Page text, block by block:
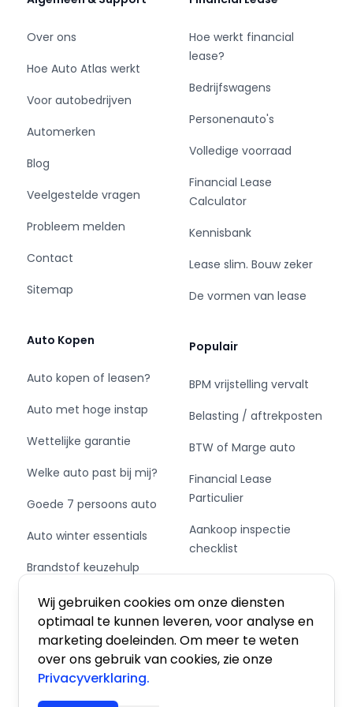
Wij gebruiken cookies om onze diensten
optimaal te kunnen leveren, voor analyse en
marketing doeleinden. Om meer te weten
over ons gebruik van cookies, zie onze
Privacyverklaring.
Adres:
4203 NJ Gorinchem
www.cd-cars.nl
Over ons
Hoe Auto Atlas werkt
Voor autobedrijven
Automerken
Blog
Veelgestelde vragen
Probleem melden
Contact
Sitemap
Auto Kopen
Auto kopen of leasen?
Auto met hoge instap
Wettelijke garantie
Welke auto past bij mij?
Goede 7 persoons auto
Auto winter essentials
Brandstof keuzehulp
Schakel of automaat?
Hoe werkt financial
lease?
Bedrijfswagens
Personenauto's
Volledige voorraad
Financial Lease
Calculator
Kennisbank
Lease slim. Bouw zeker
De vormen van lease
Populair
BPM vrijstelling vervalt
Belasting / aftrekposten
BTW of Marge auto
Financial Lease
Particulier
Aankoop inspectie
checklist
Private Leasen,
Financieren of Kopen?